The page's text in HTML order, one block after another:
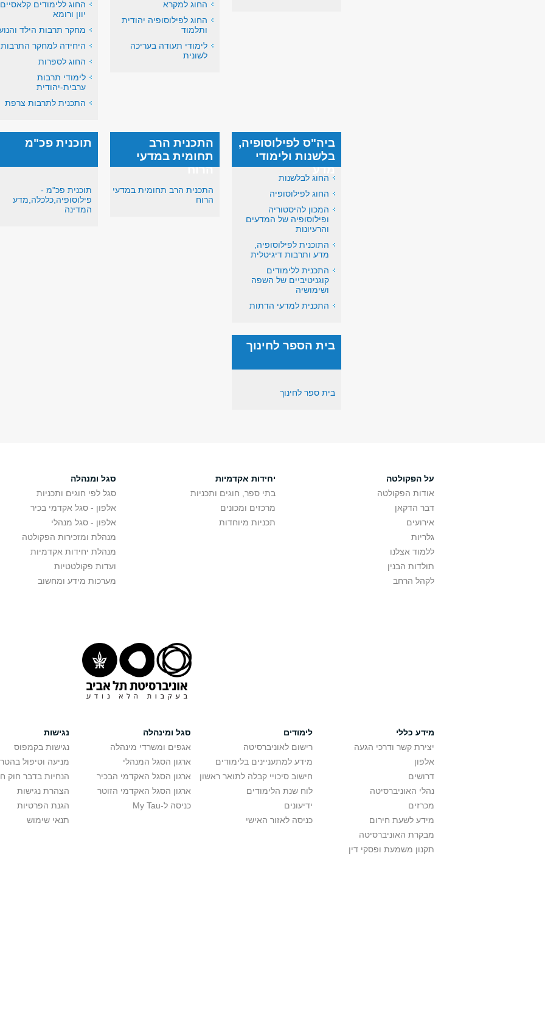
החוג למקרא
החוג לפילוסופיה יהודית
ותלמוד
לימודי תעודה בעריכה
לשונית
החוג ללימודים
יוון ורומא
מחקר תרבות הילד
היחידה למחקר התרבות
החוג לספרות
לימודי תרבות
ערבית-יהודית
התכנית לתרבות צרפת
ביה"ס לפילוסופיה,
בלשנות ולימודי
מדע
החוג לבלשנות
החוג לפילוסופיה
המכון להיסטוריה
ופילוסופיה של המדעים
והרעיונות
התוכנית לפילוסופיה,
מדע ותרבות דיגיטלית
התכנית ללימודים
קוגניטיביים של השפה
ושימושיה
התכנית למדעי הדתות
התכנית הרב
תחומית במדעי
הרוח
התכנית הרב תחומית במדעי
הרוח
תוכנית פכ"מ
תוכנית פכ"מ -
פילוסופיה,כלכלה,מדע
המדינה
בית הספר לחינוך
בית ספר לחינוך
על הפקולטה
אודות הפקולטה
דבר הדקאן
אירועים
גלריות
ללמוד אצלנו
תולדות הבנין
לקהל הרחב
יחידות אקדמיות
בתי ספר, חוגים ותכניות
מרכזים ומכונים
תכניות מיוחדות
סגל ומנהלה
סגל לפי חוגים ותכניות
אלפון - סגל אקדמי בכיר
אלפון - סגל מנהלי
מנהלת ומזכירות הפקולטה
מנהלת יחידות אקדמיות
ועדות פקולטטיות
מערכות מידע ומחשוב
מידע כללי
יצירת קשר ודרכי הגעה
אלפון
דרושים
נהלי האוניברסיטה
מכרזים
מידע לשעת חירום
מבקרת האוניברסיטה
תקנון משמעת ופסקי דין
לימודים
רישום לאוניברסיטה
מידע למתעניינים בלימודים
חישוב סיכויי קבלה לתואר ראשון
לוח שנת הלימודים
ידיעונים
כניסה לאזור האישי
סגל ומינהלה
אגפים ומשרדי מינהלה
ארגון הסגל המנהלי
ארגון הסגל האקדמי הבכיר
ארגון הסגל האקדמי הזוטר
כניסה ל-My Tau
נגישות
נגישות בקמפוס
מניעה וטיפול
הנחיות בדבר חוק
הצהרת נגישות
הגנת הפרטיות
תנאי שימוש